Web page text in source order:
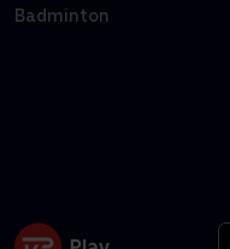
Badminton